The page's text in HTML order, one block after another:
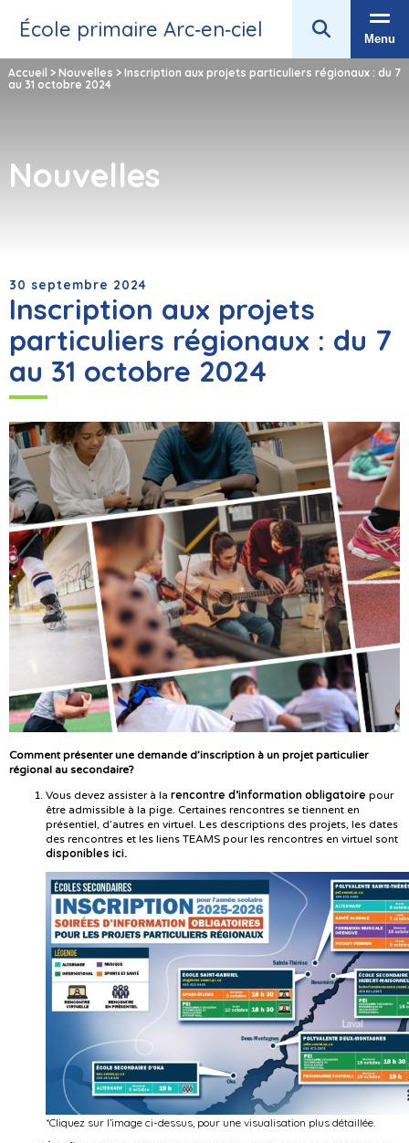
École primaire Arc‑en‑ciel Menu
Accueil > Nouvelles > Inscription aux projets particuliers régionaux : du 7
au 31 octobre 2024
Nouvelles
30 septembre 2024
Inscription aux projets
particuliers régionaux : du 7
au 31 octobre 2024
Comment présenter une demande d’inscription à un projet particulier
régional au secondaire?
Vous devez assister à la rencontre d’information obligatoire pour
être admissible à la pige. Certaines rencontres se tiennent en
présentiel, d’autres en virtuel. Les descriptions des projets, les dates
des rencontres et les liens TEAMS pour les rencontres en virtuel sont
disponibles ici.
*Cliquez sur l’image ci-dessus, pour une visualisation plus détaillée.